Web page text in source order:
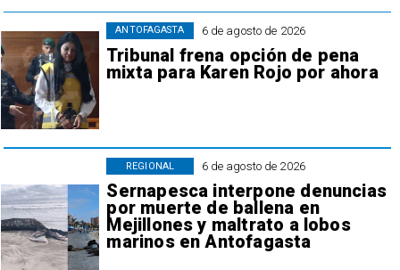
6 de agosto de 2026
Tribunal frena opción de pena
mixta para Karen Rojo por ahora
ANTOFAGASTA
6 de agosto de 2026
Sernapesca interpone denuncias
por muerte de ballena en
Mejillones y maltrato a lobos
marinos en Antofagasta
REGIONAL